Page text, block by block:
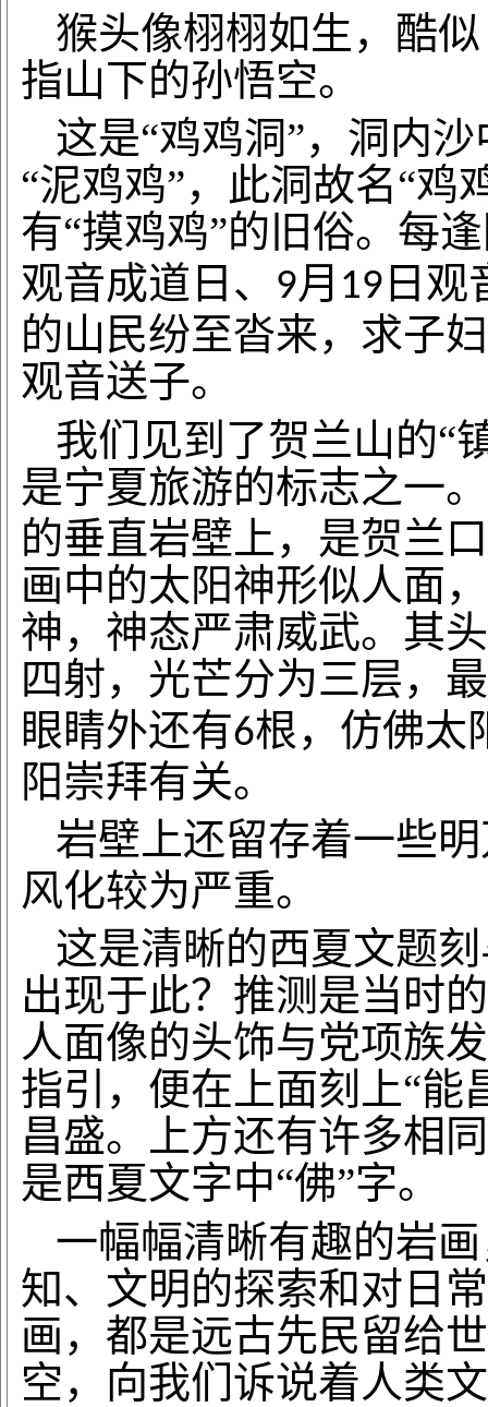
猴头像栩栩如生，酷
指山下的孙悟空。
这是“鸡鸡洞”，洞内
“泥鸡鸡”，此洞故名“鸡
有“摸鸡鸡”的旧俗。每
观音成道日、
9月 19 日观
的山民纷至沓来，求子
观音送子。
我们见到了贺兰山的“
是宁夏旅游的标志之一
的垂直岩壁上，是贺兰
画中的太阳神形似人面
神，神态严肃威武。其
四射，光芒分为三层，
眼睛外还有6根，仿佛太
阳崇拜有关。
岩壁上还留存着一些
风化较为严重。
这是清晰的西夏文题
出现于此？推测是当时
人面像的头饰与党项族
指引，便在上面刻上“能
昌盛。上方还有许多相
是西夏文字中“佛”字。
一幅幅清晰有趣的岩
知、文明的探索和对日
画，都是远古先民留给
空，向我们诉说着人类